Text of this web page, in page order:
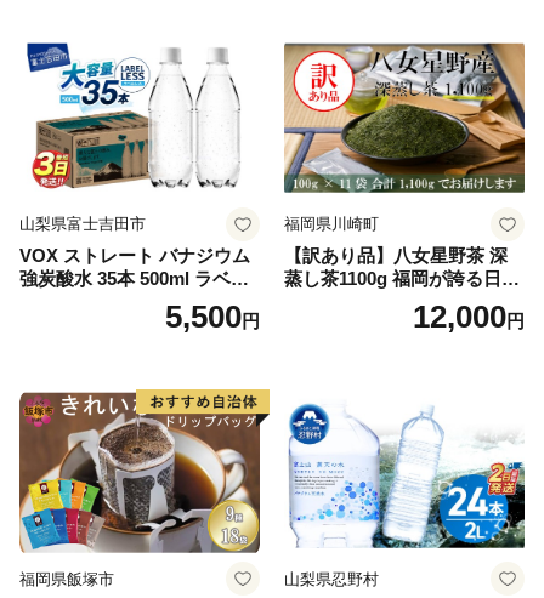
山梨県富士吉田市
VOX ストレート バナジウム
強炭酸水 35本 500ml ラベル
レス【富士吉田市限定カート
5,500円
福岡県川崎町
【訳あり品】八女星野茶 深
蒸し茶1100g 福岡が誇る日本
茶_ 訳アリ 常温 お茶 茶袋 常
備品 おちゃ ocha 茶葉 緑茶
小分け お土産 お取り寄せ グ
ルメ 福岡 九州 福岡県 国産
日本 ふかむし茶 ふかむし 家
庭用 自宅用 ちゃ りょくちゃ
ふかむしちゃ 急須 甘み 川崎
町 送料無料
12,000円
福岡県飯塚市 山梨県忍野村